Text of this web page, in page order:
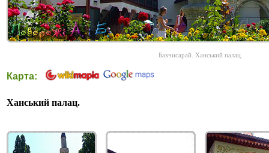
Бахчисарай. Ханський палац.
Карта:
Ханський палац.